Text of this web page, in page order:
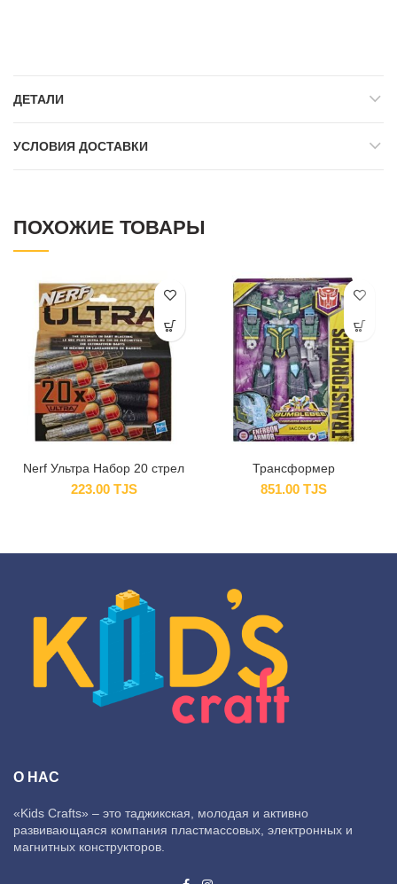
ДЕТАЛИ
УСЛОВИЯ ДОСТАВКИ
ПОХОЖИЕ ТОВАРЫ
Nerf Ультра Набор 20 стрел
223.00 TJS
Трансформер
851.00 TJS
О НАС
«Kids Crafts» – это таджикская, молодая и активно
развивающаяся компания пластмассовых, электронных и
магнитных конструкторов.